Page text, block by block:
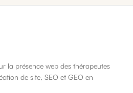
la présence web des thérapeutes
de site, SEO et GEO en